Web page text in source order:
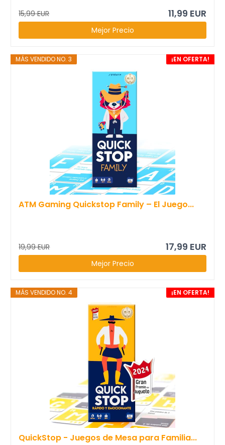
15,99 EUR 11,99 EUR
Mejor Precio
¡EN OFERTA!
MÁS VENDIDO NO. 3
ATM Gaming Quickstop Family – El Juego...
19,99 EUR 17,99 EUR
Mejor Precio
¡EN OFERTA!
MÁS VENDIDO NO. 4
QuickStop - Juegos de Mesa para Familia...